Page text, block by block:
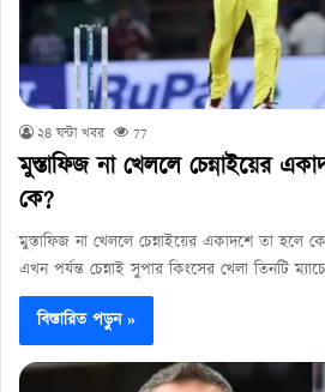
২৪ ঘন্টা খবর 77
মুস্তাফিজ না খেললে চেন্নাইয়ের
কে?
মুস্তাফিজ না খেললে চেন্নাইয়ের একাদশে তা
এখন পর্যন্ত চেন্নাই সুপার কিংসের খেলা তিনটি
বিস্তারিত পড়ুন »